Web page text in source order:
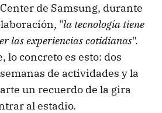
de Samsung, durante
"la tecnología tiene
las experiencias cotidianas".
lo concreto es esto: dos
de actividades y la
un recuerdo de la gira
al estadio.